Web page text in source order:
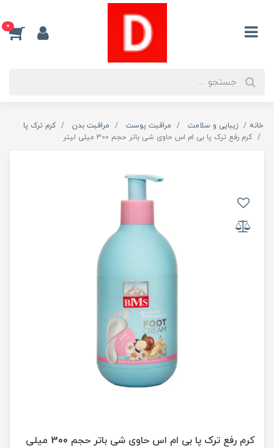
0
خانه زیبایی و سلامت مراقبت پوست مراقبت بدن
کرم ترک پا
کرم رفع ترک پا بی ام اس حاوی شی باتر حجم 300 میلی لیتر
کرم رفع ترک پا بی ام اس حاوی شی باتر حجم 300 میلی